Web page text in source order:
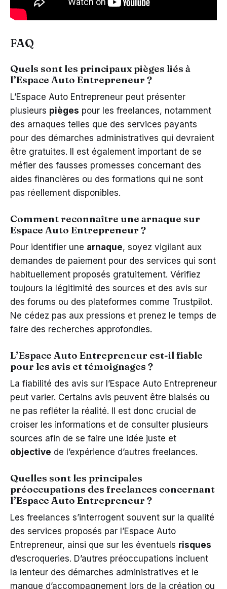
FAQ
Quels sont les principaux pièges liés à
l’Espace Auto Entrepreneur ?
L’Espace Auto Entrepreneur peut présenter
plusieurs pièges pour les freelances, notamment
des arnaques telles que des services payants
pour des démarches administratives qui devraient
être gratuites. Il est également important de se
méfier des fausses promesses concernant des
aides financières ou des formations qui ne sont
pas réellement disponibles.
Comment reconnaître une arnaque sur
Espace Auto Entrepreneur ?
Pour identifier une arnaque, soyez vigilant aux
demandes de paiement pour des services qui sont
habituellement proposés gratuitement. Vérifiez
toujours la légitimité des sources et des avis sur
des forums ou des plateformes comme Trustpilot.
Ne cédez pas aux pressions et prenez le temps de
faire des recherches approfondies.
L’Espace Auto Entrepreneur est-il fiable
pour les avis et témoignages ?
La fiabilité des avis sur l’Espace Auto Entrepreneur
peut varier. Certains avis peuvent être biaisés ou
ne pas refléter la réalité. Il est donc crucial de
croiser les informations et de consulter plusieurs
sources afin de se faire une idée juste et
objective de l’expérience d’autres freelances.
Quelles sont les principales
préoccupations des freelances concernant
l’Espace Auto Entrepreneur ?
Les freelances s’interrogent souvent sur la qualité
des services proposés par l’Espace Auto
Entrepreneur, ainsi que sur les éventuels risques
d’escroqueries. D’autres préoccupations incluent
la lenteur des démarches administratives et le
manque d’accompagnement lors de la création ou